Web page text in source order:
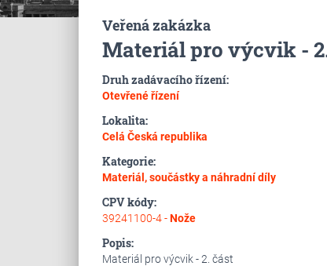
Veřená zakázka
Materiál pro výcvik -
Druh zadávacího řízení:
Otevřené řízení
Lokalita:
Celá Česká republika
Kategorie:
Materiál, součástky a náhradní díly
CPV kódy:
39241100-4 -Nože
Popis:
Materiál pro výcvik - 2. část